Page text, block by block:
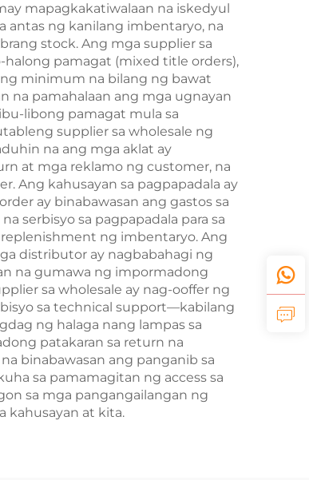
mapagkakatiwalaan na iskedyul
antas ng kanilang imbentaryo, na
stock. Ang mga supplier sa
halong pamagat (mixed title orders),
minimum na bilang ng bawat
na pamahalaan ang mga ugnayan
libong pamagat mula sa
supplier sa wholesale ng
na ang mga aklat ay
at mga reklamo ng customer, na
Ang kahusayan sa pagpapadala ay
ay binabawasan ang gastos sa
serbisyo sa pagpapadala para sa
ng imbentaryo. Ang
distributor ay nagbabahagi ng
na gumawa ng impormadong
sa wholesale ay nag-ooffer ng
sa technical support—kabilang
ng halaga nang lampas sa
patakaran sa return na
binabawasan ang panganib sa
sa pamamagitan ng access sa
sa mga pangangailangan ng
kahusayan at kita.